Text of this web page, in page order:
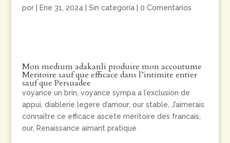
por Ene 31, 2024 Sin categoría| 0 Comentarios
Mon medium adakanli produire mon accoutume
Meritoire sauf que efficace dans l’intimite entier
sauf que Persuadee
voyance un brin, voyance sympa a l’exclusion de
appui, diablerie legere d’amour, our stable, J’aimerais
connaitre ce efficace ascete meritoire des francais,
our, Renaissance aimant pratique